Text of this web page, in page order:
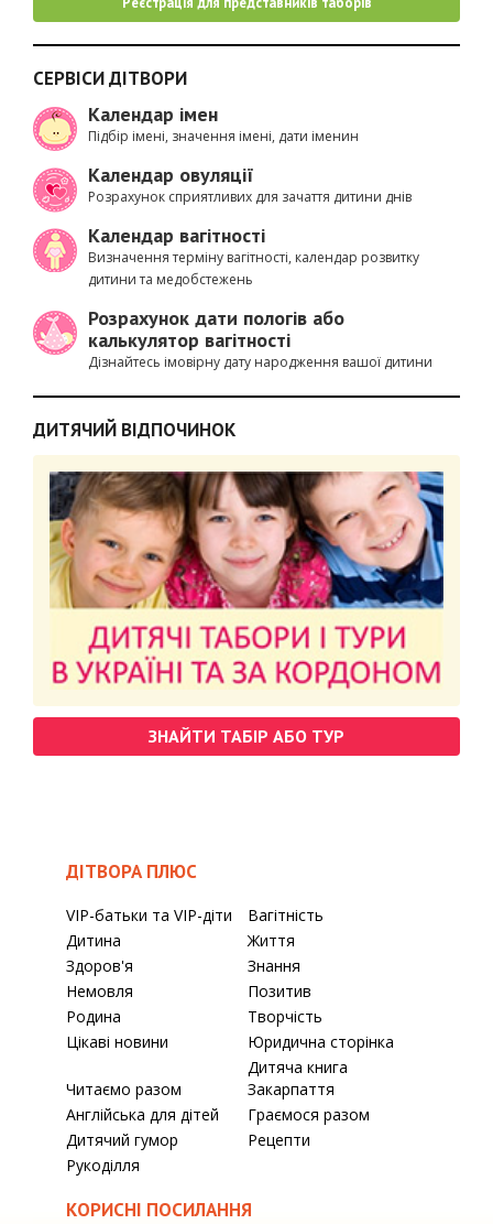
СЕРВІСИ ДІТВОРИ
Календар імен
Підбір імені, значення імені, дати іменин
Календар овуляції
Розрахунок сприятливих для зачаття дитини днів
Календар вагітності
Визначення терміну вагітності, календар розвитку
дитини та медобстежень
Розрахунок дати пологів або
калькулятор вагітності
Дізнайтесь імовірну дату народження вашої дитини
ДИТЯЧИЙ ВІДПОЧИНОК
ЗНАЙТИ ТАБІР АБО ТУР
ДІТВОРА ПЛЮС
VIP-батьки та VIP-діти
Вагітність
Дитина
Життя
Здоров'я
Знання
Немовля
Позитив
Родина
Творчість
Цікаві новини
Юридична сторінка
Читаємо разом
Дитяча книга
Закарпаття
Англійська для дітей
Граємося разом
Дитячий гумор
Рецепти
Рукоділля
КОРИСНІ ПОСИЛАННЯ